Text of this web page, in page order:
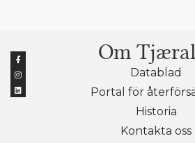
Om
Datablad
Portal för
Historia
Kontakta oss